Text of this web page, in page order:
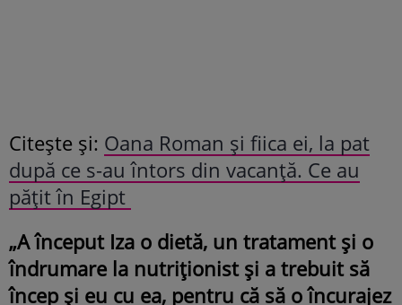
Citește și: Oana Roman și fiica ei, la pat
după ce s-au întors din vacanță. Ce au
pățit în Egipt
„A început Iza o dietă, un tratament și o
îndrumare la nutriționist și a trebuit să
încep și eu cu ea, pentru că să o încurajez